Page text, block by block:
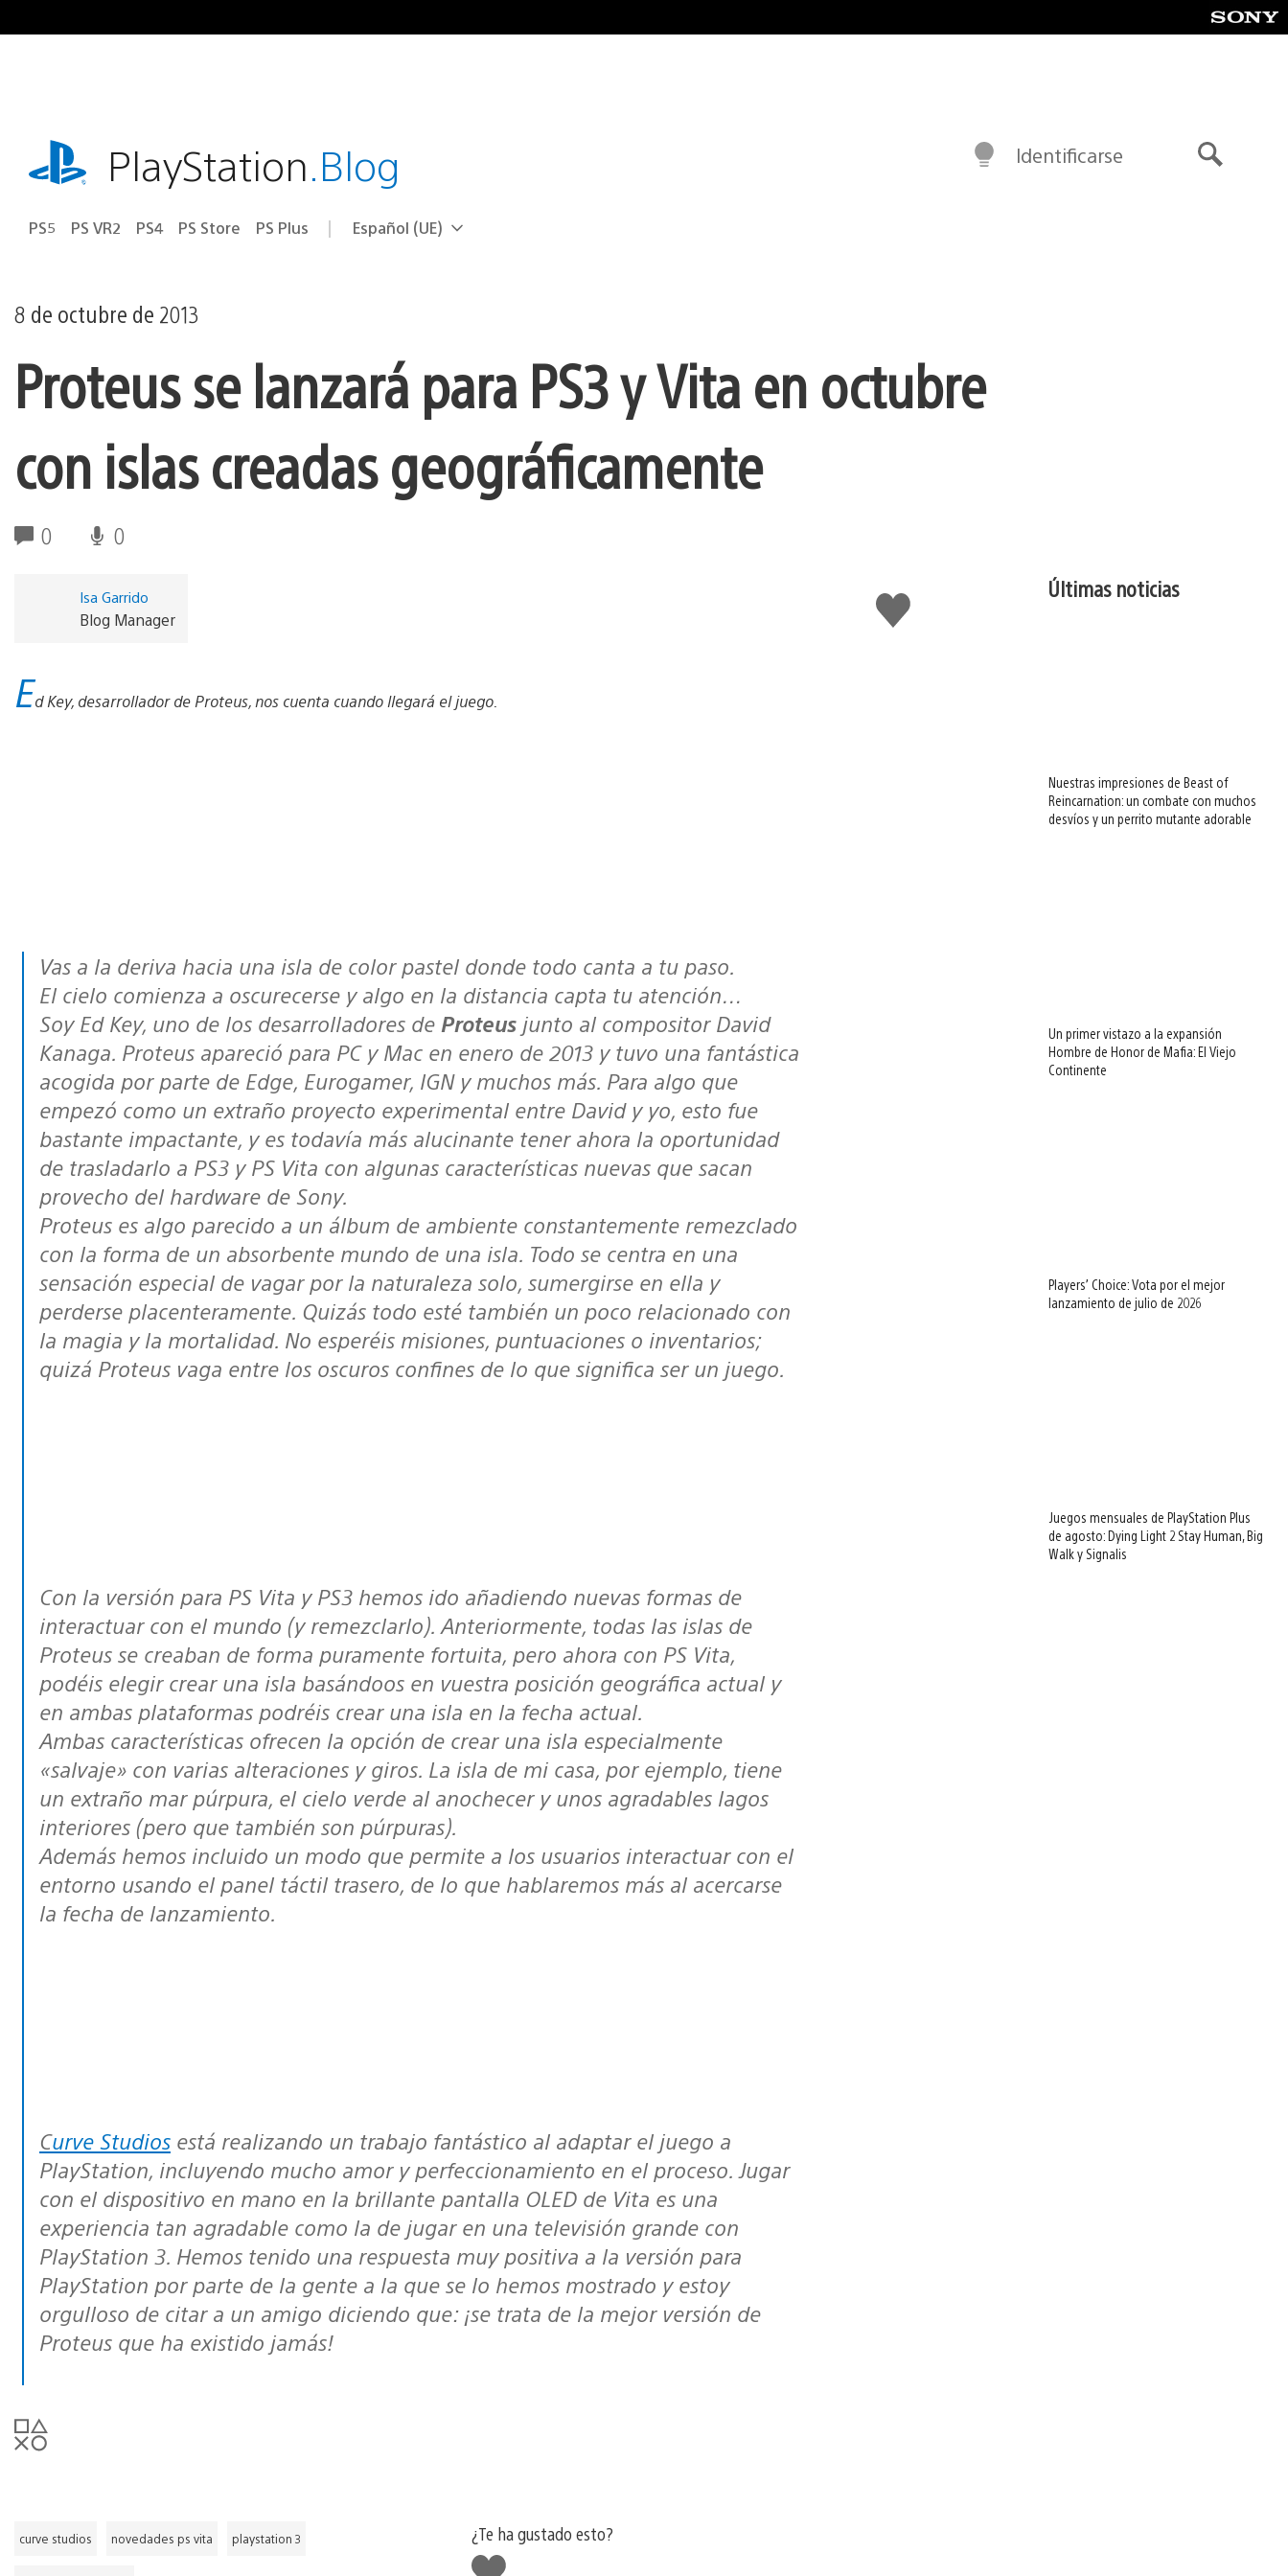
al
playstation.comPlayStation.Blog
PS5 PS VR2 PS4 PS Store PS Plus Selecciona
Región
Español (UE)
Identificarse
8 de octubre de 2013
Proteus se lanzará para PS3 y Vita en octubre
con islas creadas geográficamente
0 0
Me
gusta
Isa Garrido
Blog Manager
Ed Key, desarrollador de Proteus, nos cuenta cuando llegará el juego.
Vas a la deriva hacia una isla de color pastel donde todo canta a tu paso.
El cielo comienza a oscurecerse y algo en la distancia capta tu atención…
Soy Ed Key, uno de los desarrolladores de Proteus junto al compositor David
Kanaga. Proteus apareció para PC y Mac en enero de 2013 y tuvo una fantástica
acogida por parte de Edge, Eurogamer, IGN y muchos más. Para algo que
empezó como un extraño proyecto experimental entre David y yo, esto fue
bastante impactante, y es todavía más alucinante tener ahora la oportunidad
de trasladarlo a PS3 y PS Vita con algunas características nuevas que sacan
provecho del hardware de Sony.
Proteus es algo parecido a un álbum de ambiente constantemente remezclado
con la forma de un absorbente mundo de una isla. Todo se centra en una
sensación especial de vagar por la naturaleza solo, sumergirse en ella y
perderse placenteramente. Quizás todo esté también un poco relacionado con
la magia y la mortalidad. No esperéis misiones, puntuaciones o inventarios;
quizá Proteus vaga entre los oscuros confines de lo que significa ser un juego.
Con la versión para PS Vita y PS3 hemos ido añadiendo nuevas formas de
interactuar con el mundo (y remezclarlo). Anteriormente, todas las islas de
Proteus se creaban de forma puramente fortuita, pero ahora con PS Vita,
podéis elegir crear una isla basándoos en vuestra posición geográfica actual y
en ambas plataformas podréis crear una isla en la fecha actual.
Ambas características ofrecen la opción de crear una isla especialmente
«salvaje» con varias alteraciones y giros. La isla de mi casa, por ejemplo, tiene
un extraño mar púrpura, el cielo verde al anochecer y unos agradables lagos
interiores (pero que también son púrpuras).
Además hemos incluido un modo que permite a los usuarios interactuar con el
entorno usando el panel táctil trasero, de lo que hablaremos más al acercarse
la fecha de lanzamiento.
Curve Studios está realizando un trabajo fantástico al adaptar el juego a
PlayStation, incluyendo mucho amor y perfeccionamiento en el proceso. Jugar
con el dispositivo en mano en la brillante pantalla OLED de Vita es una
experiencia tan agradable como la de jugar en una televisión grande con
PlayStation 3. Hemos tenido una respuesta muy positiva a la versión para
PlayStation por parte de la gente a la que se lo hemos mostrado y estoy
orgulloso de citar a un amigo diciendo que: ¡se trata de la mejor versión de
Proteus que ha existido jamás!
curve studios novedades ps vita playstation 3
¿Te ha gustado esto?
Me
Últimas noticias
Nuestras impresiones de Beast of
Reincarnation: un combate con muchos
desvíos y un perrito mutante adorable
Un primer vistazo a la expansión
Hombre de Honor de Mafia: El Viejo
Continente
Players’ Choice: Vota por el mejor
lanzamiento de julio de 2026
Juegos mensuales de PlayStation Plus
de agosto: Dying Light 2 Stay Human, Big
Walk y Signalis